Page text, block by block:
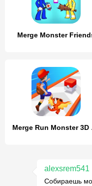
Merge Monster
alexsrem541
Собираешь